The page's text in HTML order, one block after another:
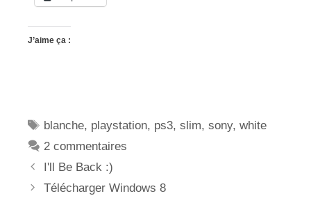
J’aime ça :
Étiquettes
blanche, playstation, ps3,slim,sony,white
2 commentaires
I'll Be Back :)
Télécharger Windows 8